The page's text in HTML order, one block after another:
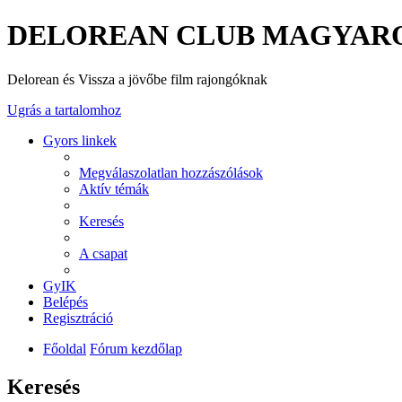
DELOREAN CLUB
Delorean és Vissza a jövőbe film rajongóknak
Ugrás a tartalomhoz
Gyors linkek
Megválaszolatlan hozzászólások
Aktív témák
Keresés
A csapat
GyIK
Belépés
Regisztráció
Főoldal Fórum kezdőlap
Keresés